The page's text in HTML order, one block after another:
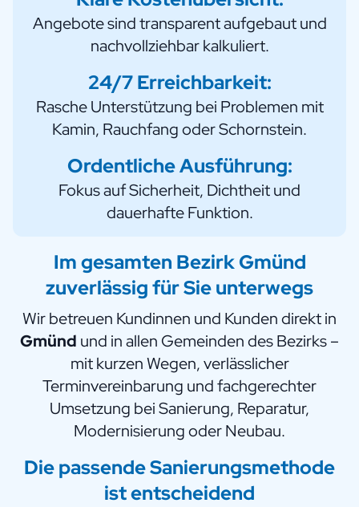
Angebote sind transparent aufgebaut und
nachvollziehbar kalkuliert.
24/7 Erreichbarkeit:
Rasche Unterstützung bei Problemen mit
Kamin, Rauchfang oder Schornstein.
Ordentliche Ausführung:
Fokus auf Sicherheit, Dichtheit und
dauerhafte Funktion.
Im gesamten Bezirk Gmünd
zuverlässig für Sie unterwegs
Wir betreuen Kundinnen und Kunden direkt in
Gmünd und in allen Gemeinden des Bezirks –
mit kurzen Wegen, verlässlicher
Terminvereinbarung und fachgerechter
Umsetzung bei Sanierung, Reparatur,
Modernisierung oder Neubau.
Die passende Sanierungsmethode
ist entscheidend